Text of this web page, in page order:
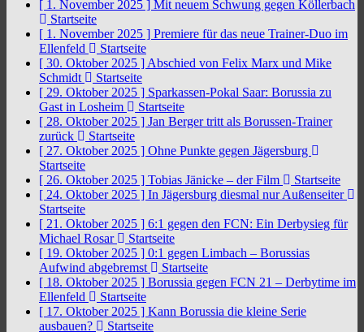
[ 1. November 2025 ] Mit neuem Schwung gegen Köllerbach
Startseite
[ 1. November 2025 ] Premiere für das neue Trainer-Duo im
Ellenfeld
Startseite
[ 30. Oktober 2025 ] Abschied von Felix Marx und Mike
Schmidt
Startseite
[ 29. Oktober 2025 ] Sparkassen-Pokal Saar: Borussia zu
Gast in Losheim
Startseite
[ 28. Oktober 2025 ] Jan Berger tritt als Borussen-Trainer
zurück
Startseite
[ 27. Oktober 2025 ] Ohne Punkte gegen Jägersburg
Startseite
[ 26. Oktober 2025 ] Tobias Jänicke – der Film
Startseite
[ 24. Oktober 2025 ] In Jägersburg diesmal nur Außenseiter
Startseite
[ 21. Oktober 2025 ] 6:1 gegen den FCN: Ein Derbysieg für
Michael Rosar
Startseite
[ 19. Oktober 2025 ] 0:1 gegen Limbach – Borussias
Aufwind abgebremst
Startseite
[ 18. Oktober 2025 ] Borussia gegen FCN 21 – Derbytime im
Ellenfeld
Startseite
[ 17. Oktober 2025 ] Kann Borussia die kleine Serie
ausbauen?
Startseite